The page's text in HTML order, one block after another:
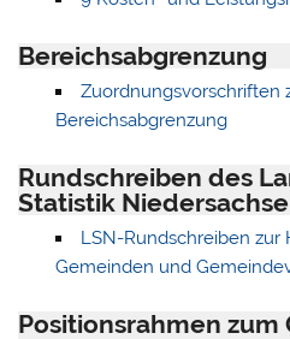
Bereichsabgrenzung
Zuordnungsvorschriften
Bereichsabgrenzung
Rundschreiben des
Statistik
LSN-Rundschreiben zur
Gemeinden und
Positionsrahmen zum